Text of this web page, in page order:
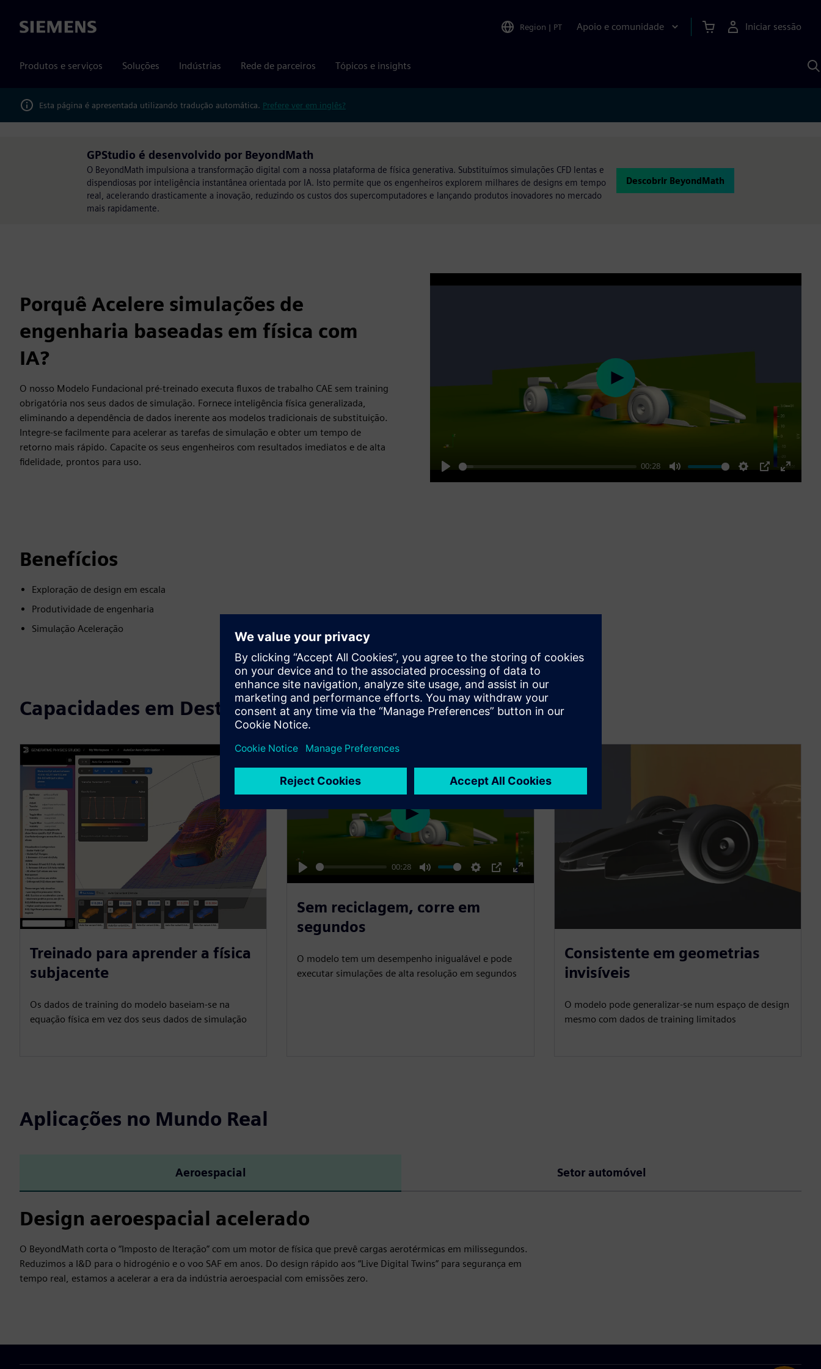
Siemens Region | PT Apoio e comunidade Iniciar sessão
Produtos e serviços Soluções Indústrias Rede de parceiros Tópicos e insights
Esta página é apresentada utilizando tradução automática. Prefere ver em inglês?
GPStudio é desenvolvido por BeyondMath
O BeyondMath impulsiona a transformação digital com a nossa plataforma de física generativa. Substituímos simulações CFD lentas e
dispendiosas por inteligência instantânea orientada por IA. Isto permite que os engenheiros explorem milhares de designs em tempo
real, acelerando drasticamente a inovação, reduzindo os custos dos supercomputadores e lançando produtos inovadores no mercado
mais rapidamente.
Descobrir BeyondMath
Porquê Acelere simulações de
engenharia baseadas em física com
IA?
O nosso Modelo Fundacional pré-treinado executa fluxos de trabalho CAE sem training
obrigatória nos seus dados de simulação. Fornece inteligência física generalizada,
eliminando a dependência de dados inerente aos modelos tradicionais de substituição.
Integre-se facilmente para acelerar as tarefas de simulação e obter um tempo de
retorno mais rápido. Capacite os seus engenheiros com resultados imediatos e de alta
fidelidade, prontos para uso.
Play
00:28
Mute Settings
PIP
Enter
Play
Benefícios
Exploração de design em escala
Produtividade de engenharia
Simulação Aceleração
Capacidades em Destaque
Treinado para aprender a física
subjacente
Os dados de training do modelo baseiam-se na
equação física em vez dos seus dados de simulação
P
a
y
00:28
M
t
S
t
n
g
P
E
P
y
Sem reciclagem, corre em
segundos
O modelo tem um desempenho inigualável e pode
executar simulações de alta resolução em segundos
Consistente em geometrias
invisíveis
O modelo pode generalizar-se num espaço de design
mesmo com dados de training limitados
Aplicações no Mundo Real
Aeroespacial Setor automóvel
Design aeroespacial acelerado
O BeyondMath corta o “Imposto de Iteração” com um motor de física que prevê cargas aerotérmicas em milissegundos.
Reduzimos a I&D para o hidrogénio e o voo SAF em anos. Do design rápido aos “Live Digital Twins” para segurança em
tempo real, estamos a acelerar a era da indústria aeroespacial com emissões zero.